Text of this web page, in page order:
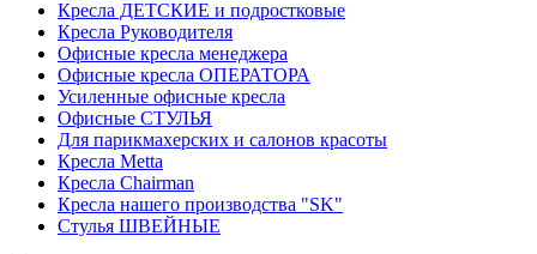
Кресла ДЕТСКИЕ и подростковые
Кресла Руководителя
Офисные кресла менеджера
Офисные кресла ОПЕРАТОРА
Усиленные офисные кресла
Офисные СТУЛЬЯ
Для парикмахерских и салонов красоты
Кресла Metta
Кресла Chairman
Кресла нашего производства "SK"
Стулья ШВЕЙНЫЕ